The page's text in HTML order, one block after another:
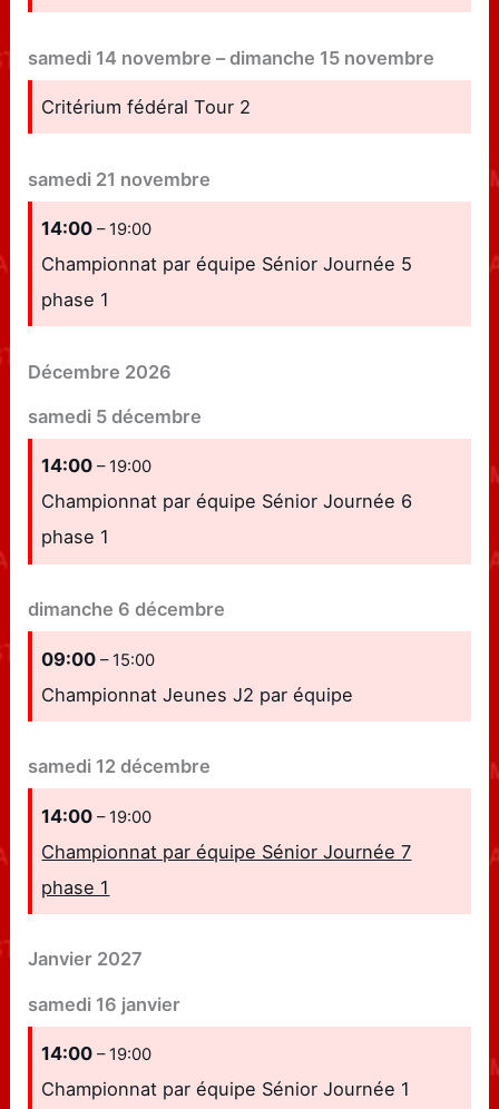
samedi 14 novembre –dimanche 15 novembre
Critérium fédéral Tour 2
samedi 21 novembre
14:00– 19:00
Championnat par équipe Sénior Journée 5
phase 1
Décembre 2026
samedi 5 décembre
14:00– 19:00
Championnat par équipe Sénior Journée 6
phase 1
dimanche 6 décembre
09:00– 15:00
Championnat Jeunes J2 par équipe
samedi 12 décembre
14:00– 19:00
Championnat par équipe Sénior Journée 7
phase 1
Janvier 2027
samedi 16 janvier
14:00– 19:00
Championnat par équipe Sénior Journée 1